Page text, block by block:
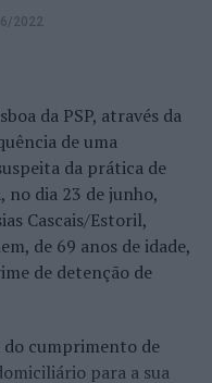
2022
da PSP, através da
de uma
da prática de
no dia 23 de junho,
Cascais/Estoril,
de 69 anos de idade,
de detenção de
cumprimento de
para a sua